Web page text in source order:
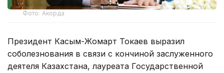
Фото: Акорда
Президент Касым-Жомарт Токаев выразил
соболезнования в связи с кончиной заслуженного
деятеля Казахстана, лауреата Государственной